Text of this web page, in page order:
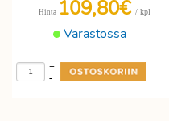
Varastossa
Hinta 109,80€ / kpl
-
+